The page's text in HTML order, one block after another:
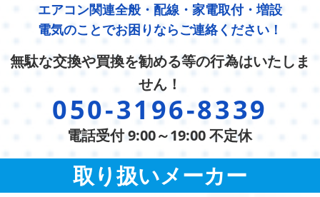
エアコン関連全般・配線・家電取付・増設
電気のことでお困りならご連絡ください！
無駄な交換や買換を勧める等の行為はいたしま
せん！
050-3196-8339
電話受付 9:00～19:00 不定休
取り扱いメーカー